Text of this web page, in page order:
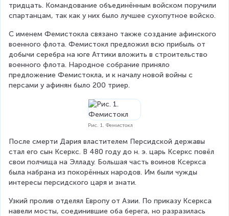
тридцать. Командование объединённым войском поручили
спартанцам, так как у них было лучшее сухопутное войско.
С именем Фемистокла связано также создание афинского
военного флота. Фемистокл предложил всю прибыль от
добычи серебра на юге Аттики вложить в строительство
военного флота. Народное собрание приняло
предложение Фемистокла, и к началу новой войны с
персами у афинян было 200 триер.
Рис. 1. Фемистокл
После смерти Дария властителем Персидской державы
стал его сын Ксеркс. В 480 году до н. э. царь Ксеркс повёл
свои полчища на Элладу. Большая часть воинов Ксеркса
была набрана из покорённых народов. Им были чужды
интересы персидского царя и знати.
Узкий пролив отделял Европу от Азии. По приказу Ксеркса
навели мосты, соединившие оба берега, но разразилась